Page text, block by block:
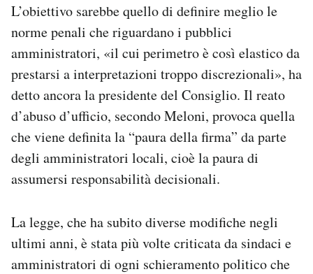
L’obiettivo sarebbe quello di definire meglio le
norme penali che riguardano i pubblici
amministratori, «il cui perimetro è così elastico da
prestarsi a interpretazioni troppo discrezionali», ha
detto ancora la presidente del Consiglio. Il reato
d’abuso d’ufficio, secondo Meloni, provoca quella
che viene definita la “paura della firma” da parte
degli amministratori locali, cioè la paura di
assumersi responsabilità decisionali.
La legge, che ha subito diverse modifiche negli
ultimi anni, è stata più volte criticata da sindaci e
amministratori di ogni schieramento politico che